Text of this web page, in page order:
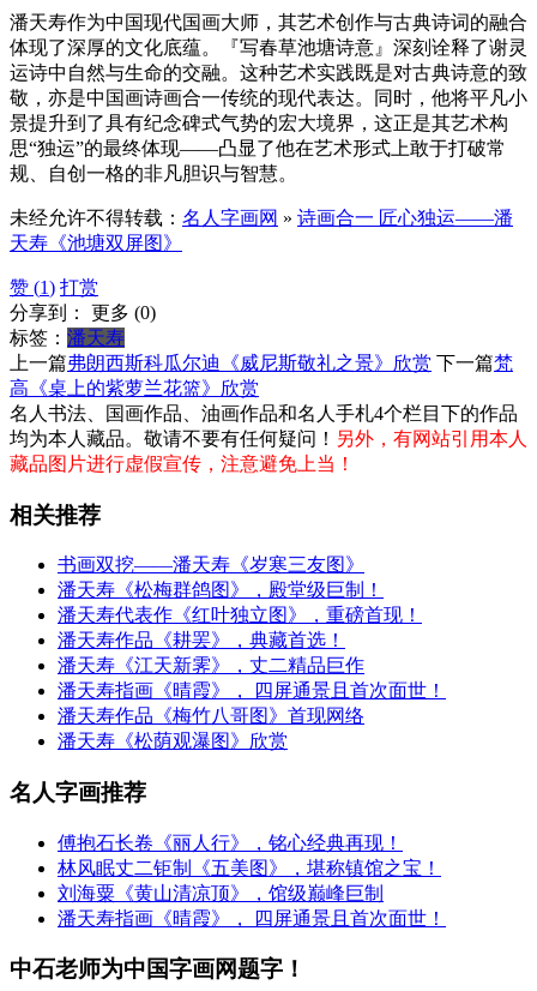
潘天寿作为中国现代国画大师，其艺术创作与古典诗词的融合
体现了深厚的文化底蕴。『写春草池塘诗意』深刻诠释了谢灵
运诗中自然与生命的交融。这种艺术实践既是对古典诗意的致
敬，亦是中国画诗画合一传统的现代表达‌。同时，他将平凡小
景提升到了具有纪念碑式气势的宏大境界，这正是其艺术构
思“独运”的最终体现——凸显了他在艺术形式上敢于‌打破常
规、自创一格‌的非凡胆识与智慧。
未经允许不得转载： 名人字画网 » 诗画合一 匠心独运——潘
天寿《池塘双屏图》
赞 (1) 打赏
分享到： 更多 (0)
标签： 潘天寿
上一篇弗朗西斯科瓜尔迪《威尼斯敬礼之景》欣赏 下一篇梵
高《桌上的紫萝兰花篮》欣赏
名人书法、国画作品、油画作品和名人手札4个栏目下的作品
均为本人藏品。敬请不要有任何疑问！ 另外，有网站引用本人
藏品图片进行虚假宣传，注意避免上当！
相关推荐
书画双挖——潘天寿《岁寒三友图》
潘天寿《松梅群鸽图》，殿堂级巨制！
潘天寿代表作《红叶独立图》，重磅首现！
潘天寿作品《耕罢》，典藏首选！
潘天寿《江天新霁》，丈二精品巨作
潘天寿指画《晴霞》， 四屏通景且首次面世！
潘天寿作品《梅竹八哥图》首现网络
潘天寿《松荫观瀑图》欣赏
名人字画推荐
傅抱石长卷《丽人行》，铭心经典再现！
林风眠丈二钜制《五美图》，堪称镇馆之宝！
刘海粟《黄山清凉顶》，馆级巅峰巨制
潘天寿指画《晴霞》， 四屏通景且首次面世！
中石老师为中国字画网题字！